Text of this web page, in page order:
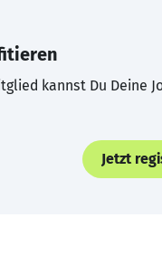
kannst Du Deine
Jetzt